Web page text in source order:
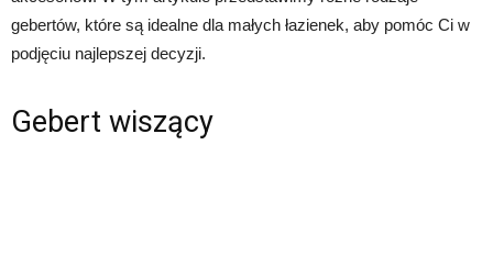
gebertów, które są idealne dla małych łazienek, aby pomóc Ci w
podjęciu najlepszej decyzji.
Gebert wiszący